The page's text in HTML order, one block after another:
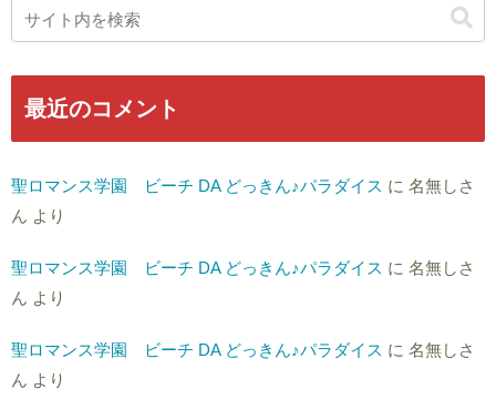
最近のコメント
聖ロマンス学園 ビーチ DA どっきん♪パラダイス に 名無しさ
ん より
聖ロマンス学園 ビーチ DA どっきん♪パラダイス に 名無しさ
ん より
聖ロマンス学園 ビーチ DA どっきん♪パラダイス に 名無しさ
ん より